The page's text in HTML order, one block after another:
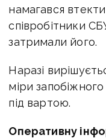
намагався
співробітники
затримали його.
Наразі
міри
під вартою.
Оперативну